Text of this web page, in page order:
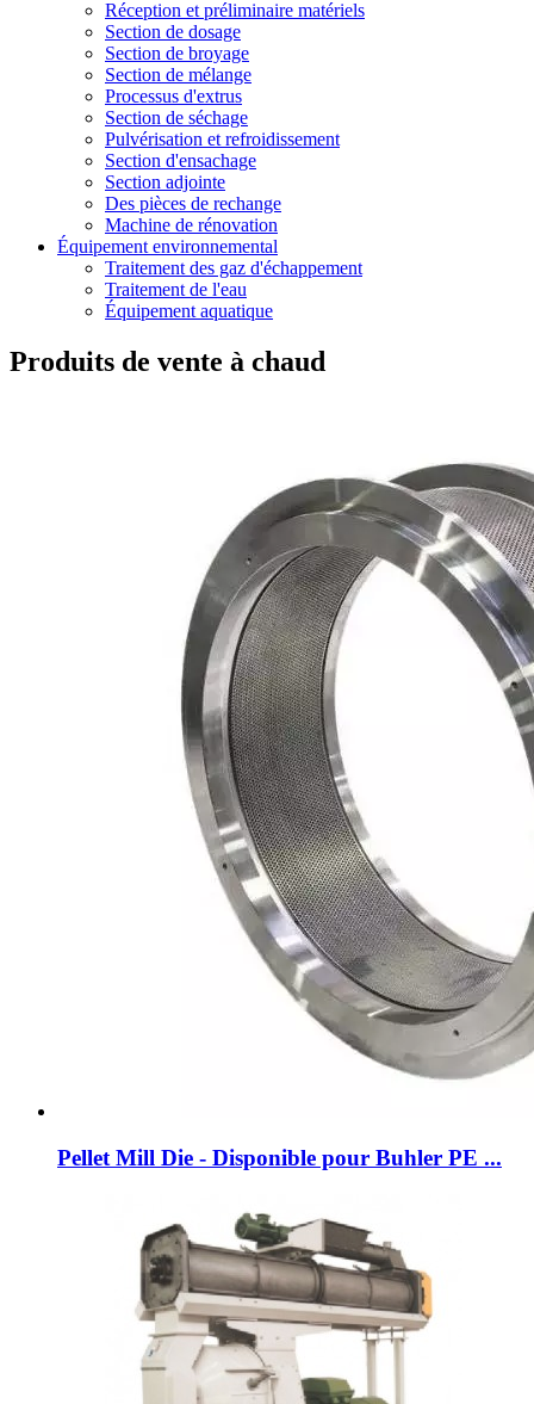
Réception et préliminaire matériels
Section de dosage
Section de broyage
Section de mélange
Processus d'extrus
Section de séchage
Pulvérisation et refroidissement
Section d'ensachage
Section adjointe
Des pièces de rechange
Machine de rénovation
Équipement environnemental
Traitement des gaz d'échappement
Traitement de l'eau
Équipement aquatique
Produits de vente à chaud
Pellet Mill Die - Disponible pour Buhler PE ...